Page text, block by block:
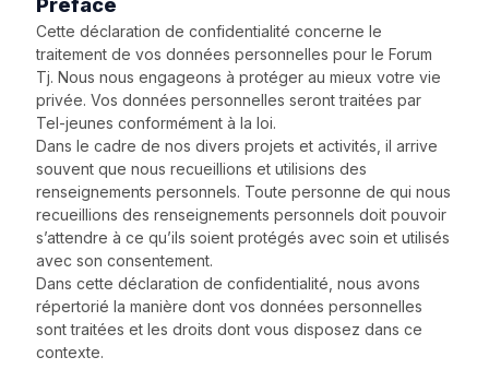
Préface
Cette déclaration de confidentialité concerne le
traitement de vos données personnelles pour le Forum
Tj. Nous nous engageons à protéger au mieux votre vie
privée. Vos données personnelles seront traitées par
Tel-jeunes conformément à la loi.
Dans le cadre de nos divers projets et activités, il arrive
souvent que nous recueillions et utilisions des
renseignements personnels. Toute personne de qui nous
recueillions des renseignements personnels doit pouvoir
s’attendre à ce qu’ils soient protégés avec soin et utilisés
avec son consentement.
Dans cette déclaration de confidentialité, nous avons
répertorié la manière dont vos données personnelles
sont traitées et les droits dont vous disposez dans ce
contexte.